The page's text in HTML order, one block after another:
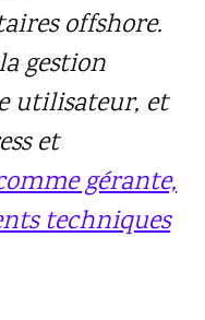
offshore.
gestion
utilisateur, et
et
gérante,
techniques